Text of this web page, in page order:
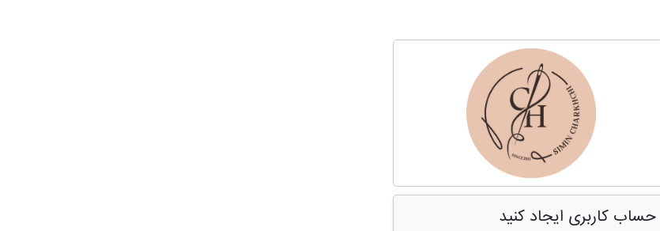
حساب کاربری ایجاد کنید